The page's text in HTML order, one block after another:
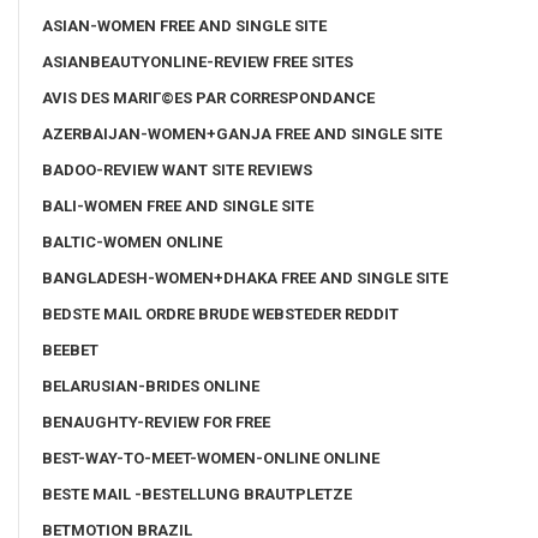
ASIAN-WOMEN FREE AND SINGLE SITE
ASIANBEAUTYONLINE-REVIEW FREE SITES
AVIS DES MARIГ©ES PAR CORRESPONDANCE
AZERBAIJAN-WOMEN+GANJA FREE AND SINGLE SITE
BADOO-REVIEW WANT SITE REVIEWS
BALI-WOMEN FREE AND SINGLE SITE
BALTIC-WOMEN ONLINE
BANGLADESH-WOMEN+DHAKA FREE AND SINGLE SITE
BEDSTE MAIL ORDRE BRUDE WEBSTEDER REDDIT
BEEBET
BELARUSIAN-BRIDES ONLINE
BENAUGHTY-REVIEW FOR FREE
BEST-WAY-TO-MEET-WOMEN-ONLINE ONLINE
BESTE MAIL -BESTELLUNG BRAUTPLETZE
BETMOTION BRAZIL